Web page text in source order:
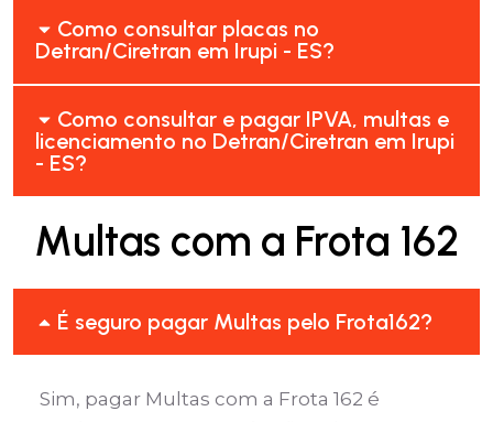
Como consultar placas no
Detran/Ciretran em Irupi - ES?
Como consultar e pagar IPVA, multas e
licenciamento no Detran/Ciretran em Irupi
- ES?
Multas com a Frota 162
É seguro pagar Multas pelo Frota162?
Sim, pagar Multas com a Frota 162 é